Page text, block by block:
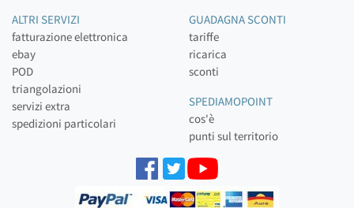
ALTRI SERVIZI
fatturazione elettronica
ebay
POD
triangolazioni
servizi extra
spedizioni particolari
GUADAGNA SCONTI
tariffe
ricarica
sconti
SPEDIAMOPOINT
cos'è
punti sul territorio